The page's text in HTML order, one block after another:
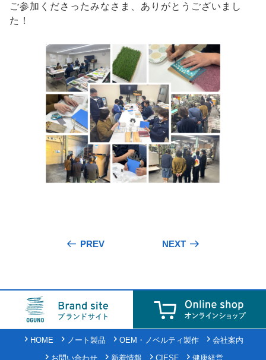
ご参加くださったみなさま、ありがとうございまし
た！
PREV NEXT
HOME ノート製品 OEM・ノベルティ製作
会社案内
お問い合わせ
新着情報 CIESF 健康経営